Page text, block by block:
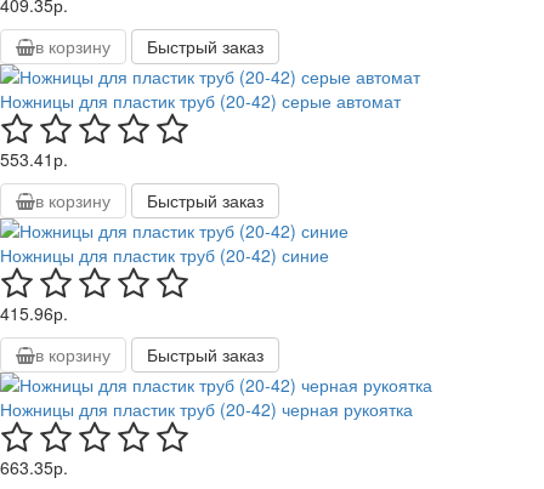
409.35р.
в корзину
Быстрый заказ
Ножницы для пластик труб (20-42) серые автомат
553.41р.
в корзину
Быстрый заказ
Ножницы для пластик труб (20-42) синие
415.96р.
в корзину
Быстрый заказ
Ножницы для пластик труб (20-42) черная рукоятка
663.35р.